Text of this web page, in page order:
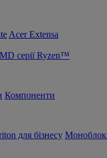
Acer Extensa
серії Ryzen™
Компоненти
для бізнесу